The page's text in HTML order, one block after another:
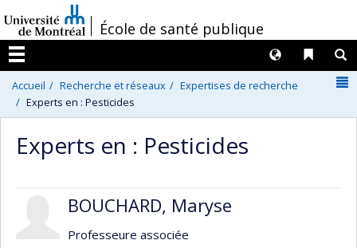
au
contenu
/École de santé publique
Menu
Liens
Langues
Accueil Recherche et réseaux
Expertises de recherche
Experts en : Pesticides
Experts en : Pesticides
BOUCHARD, Maryse
Professeure associée